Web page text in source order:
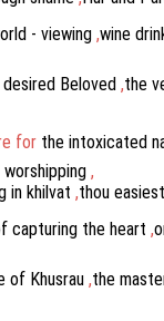
- viewing ,wine
desired Beloved ,the
for the intoxicated
worshipping ,
in khilvat ,thou easiest
capturing the heart ,
of Khusrau ,the